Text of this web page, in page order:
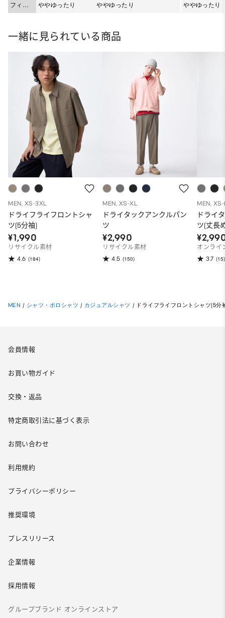
フィッ
ト
ややゆったり ややゆったり ややゆったり
一緒に見られている商品
MEN, XS-3XL
ドライフライフロントシャ
ツ(5分袖)
¥1,990
リサイクル素材
4.6 (184)
MEN, XS-XL
ドライタックアンクルパン
ツ
¥2,990
リサイクル素材
4.5 (150)
MEN,
ドライ
ツ(丈長
オンライ
3.7 (15)
MEN / シャツ・ポロシャツ / カジュアルシャツ / ドライフライフロントシャツ(5分
会員情報
お買い物ガイド
交換・返品
特定商取引法に基づく表示
お問い合わせ
利用規約
プライバシーポリシー
推奨環境
プレスリリース
企業情報
採用情報
グループブランド オンラインストア